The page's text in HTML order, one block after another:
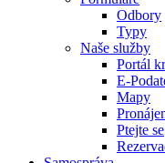
Odbory
Typy
Naše služby
Portál
E-
Mapy
Ptejte se